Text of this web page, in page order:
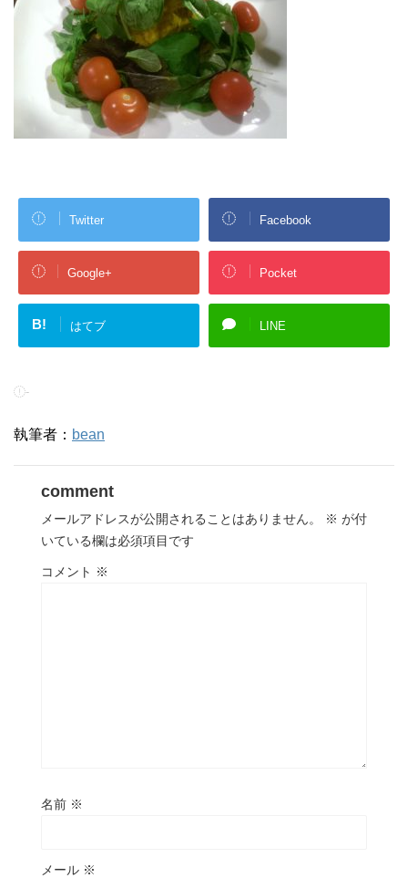
Twitter Facebook
Google+ Pocket
B! はてブ LINE
-
執筆者： bean
comment
メールアドレスが公開されることはありません。 ※ が付
いている欄は必須項目です
コメント ※
名前 ※
メール ※